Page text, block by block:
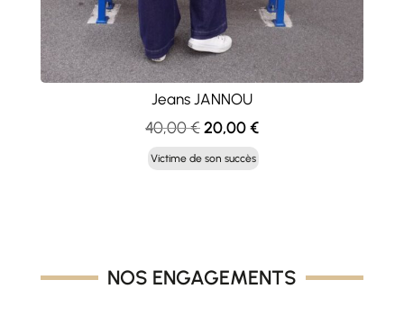
Jeans JANNOU
40,00€Le
prix
initial
20,00€Le
prix
Victime de son succès
NOS ENGAGEMENTS